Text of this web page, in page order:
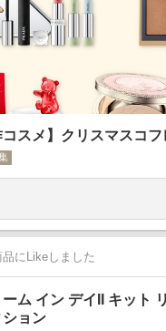
コスメ】クリスマスコ
品にLikeしました
ム イン デイII キット
ョン